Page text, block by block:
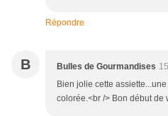
Répondre
B Bulles de Gourmandises
Bien jolie cette
colorée.<br /> Bon début de